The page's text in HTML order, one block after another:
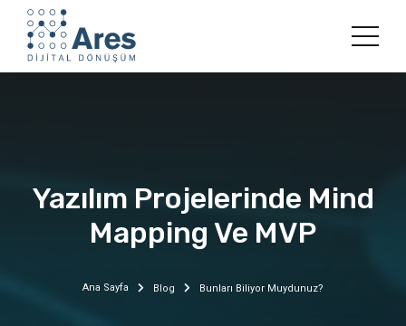
Yazılım Projelerinde Mind
Mapping Ve MVP
Ana Sayfa Blog Bunları Biliyor Muydunuz?